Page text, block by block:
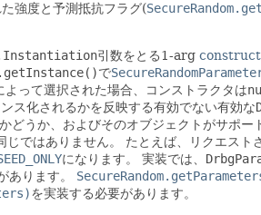
強度と予測抵抗フラグ(
引数をとる1-arg
で
よって選択された場合、コンストラクタは
ス化されるかを反映する有効でない有効な
どうか、およびそのオブジェクトがサポー
ではありません。 たとえば、リクエスト
になります。 実装では、
あります。
を実装する必要があります。